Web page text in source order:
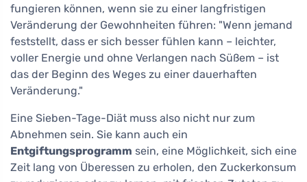
fungieren können, wenn sie zu einer langfristigen
Veränderung der Gewohnheiten führen: "Wenn jemand
feststellt, dass er sich besser fühlen kann – leichter,
voller Energie und ohne Verlangen nach Süßem – ist
das der Beginn des Weges zu einer dauerhaften
Veränderung."
Eine Sieben-Tage-Diät muss also nicht nur zum
Abnehmen sein. Sie kann auch ein
Entgiftungsprogramm sein, eine Möglichkeit, sich eine
Zeit lang von Überessen zu erholen, den Zuckerkonsum